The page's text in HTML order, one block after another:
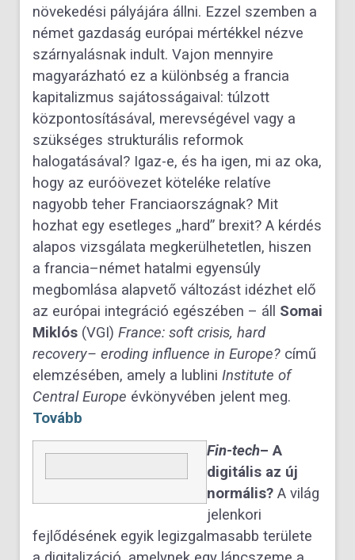
növekedési pályájára állni. Ezzel szemben a
német gazdaság európai mértékkel nézve
szárnyalásnak indult. Vajon mennyire
magyarázható ez a különbség a francia
kapitalizmus sajátosságaival: túlzott
központosításával, merevségével vagy a
szükséges strukturális reformok
halogatásával? Igaz-e, és ha igen, mi az oka,
hogy az euróövezet köteléke relatíve
nagyobb teher Franciaországnak? Mit
hozhat egy esetleges „hard” brexit? A kérdés
alapos vizsgálata megkerülhetetlen, hiszen
a francia–német hatalmi egyensúly
megbomlása alapvető változást idézhet elő
az európai integráció egészében – áll Somai
Miklós (VGI) France: soft crisis, hard
recovery– eroding influence in Europe? című
elemzésében, amely a lublini Institute of
Central Europe évkönyvében jelent meg.
Tovább
Fin-tech– A
digitális az új
normális? A világ
jelenkori
fejlődésének egyik legizgalmasabb területe